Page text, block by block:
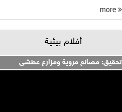
أفلام بيئية
تحقيق: مصانع مروية ومزارع عطشى